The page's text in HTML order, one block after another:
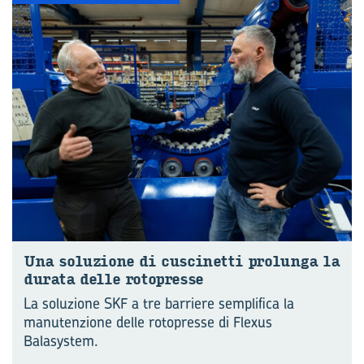
Una so­lu­zio­ne di cu­sci­net­ti pro­lun­ga la
du­ra­ta delle ro­to­pres­se
La soluzione SKF a tre barriere semplifica la
manutenzione delle rotopresse di Flexus
Balasystem.